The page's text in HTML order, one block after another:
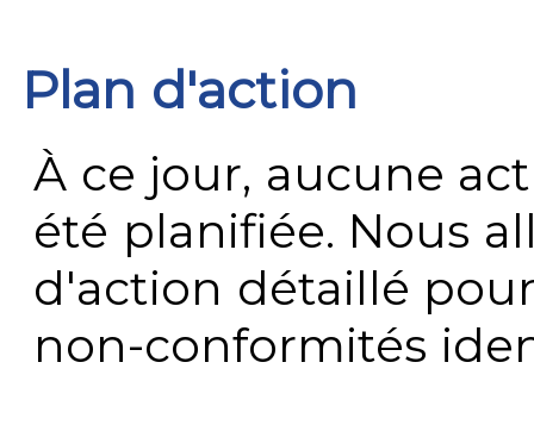
Plan d'action
À ce jour, aucune
été planifiée. Nous
d'action détaillé
non-conformités